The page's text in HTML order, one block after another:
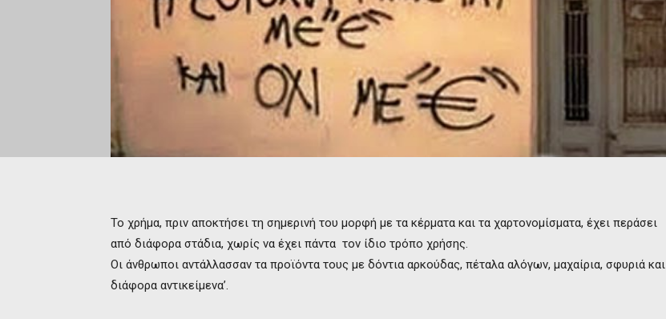
Το χρήμα, πριν αποκτήσει τη σημερινή του μορφή με τα κέρματα και τα χαρτονομίσματα, έχει περάσει
από διάφορα στάδια, χωρίς να έχει πάντα τον ίδιο τρόπο χρήσης.
Οι άνθρωποι αντάλλασσαν τα προϊόντα τους με δόντια αρκούδας, πέταλα αλόγων, μαχαίρια, σφυριά και
διάφορα αντικείμενα’.